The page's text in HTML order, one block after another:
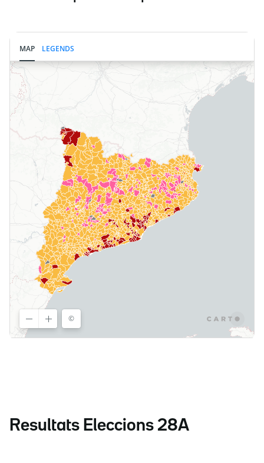
Resultats Eleccions 28A